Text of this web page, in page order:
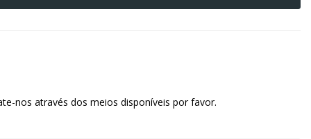
nos através dos meios disponíveis por favor.